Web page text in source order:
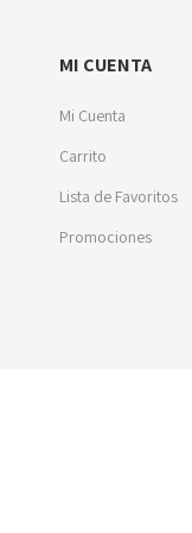
MI CUENTA
Mi Cuenta
Carrito
Lista de Favoritos
Promociones